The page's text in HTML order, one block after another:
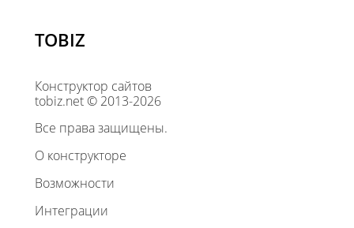
TOBIZ
Конструктор сайтов
tobiz.net © 2013-2026
Все права защищены.
О конструкторе
Возможности
Интеграции